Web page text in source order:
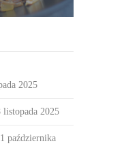
2025
listopada 2025
października